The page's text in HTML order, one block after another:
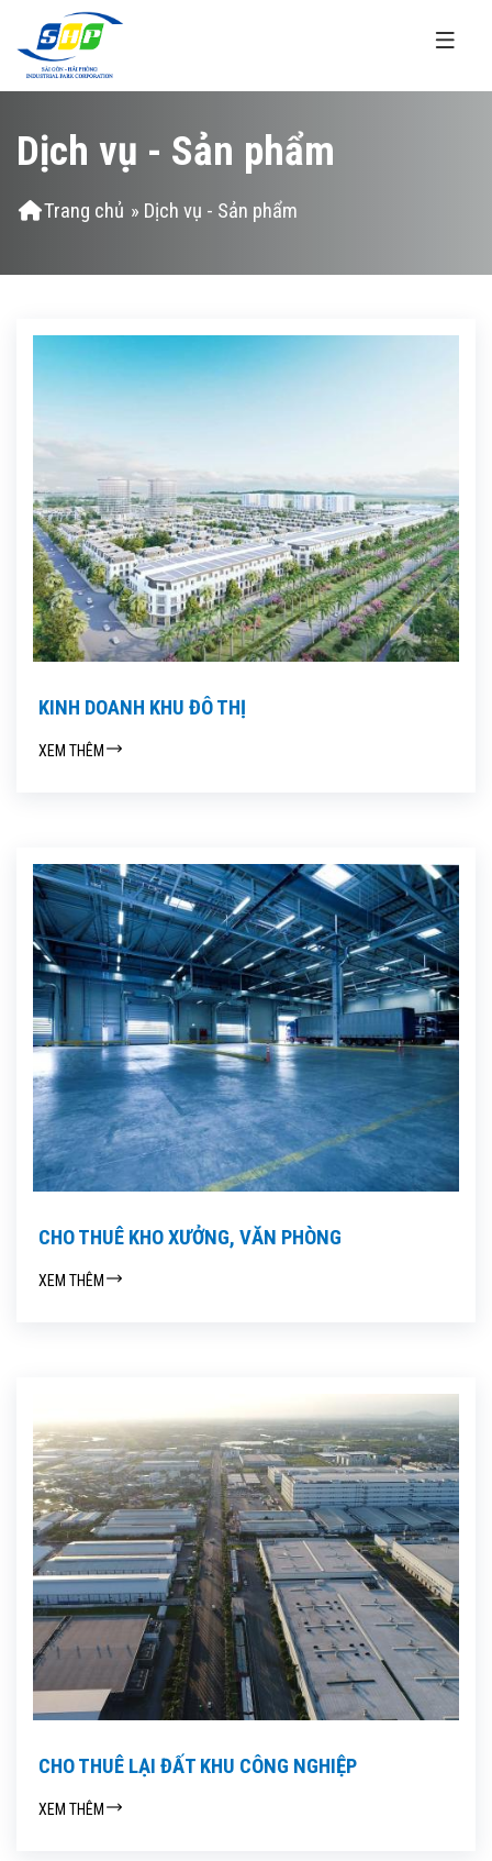
Nhảy đến nội dung
Dịch vụ - Sản phẩm
Bạn đang ở đây
Trang chủ » Dịch vụ - Sản phẩm
KINH DOANH KHU ĐÔ THỊ
XEM THÊM
CHO THUÊ KHO XƯỞNG, VĂN PHÒNG
XEM THÊM
CHO THUÊ LẠI ĐẤT KHU CÔNG NGHIỆP
XEM THÊM